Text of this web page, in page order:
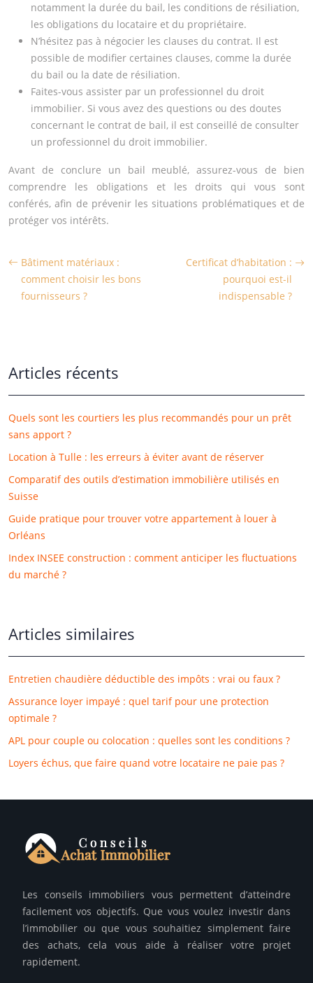
notamment la durée du bail, les conditions de résiliation,
les obligations du locataire et du propriétaire.
N’hésitez pas à négocier les clauses du contrat. Il est
possible de modifier certaines clauses, comme la durée
du bail ou la date de résiliation.
Faites-vous assister par un professionnel du droit
immobilier. Si vous avez des questions ou des doutes
concernant le contrat de bail, il est conseillé de consulter
un professionnel du droit immobilier.
Avant de conclure un bail meublé, assurez-vous de bien
comprendre les obligations et les droits qui vous sont
conférés, afin de prévenir les situations problématiques et de
protéger vos intérêts.
Bâtiment matériaux :
comment choisir les bons
fournisseurs ?
Certificat d’habitation :
pourquoi est-il
indispensable ?
Articles récents
Quels sont les courtiers les plus recommandés pour un prêt
sans apport ?
Location à Tulle : les erreurs à éviter avant de réserver
Comparatif des outils d’estimation immobilière utilisés en
Suisse
Guide pratique pour trouver votre appartement à louer à
Orléans
Index INSEE construction : comment anticiper les fluctuations
du marché ?
Articles similaires
Entretien chaudière déductible des impôts : vrai ou faux ?
Assurance loyer impayé : quel tarif pour une protection
optimale ?
APL pour couple ou colocation : quelles sont les conditions ?
Loyers échus, que faire quand votre locataire ne paie pas ?
Les conseils immobiliers vous permettent d’atteindre
facilement vos objectifs. Que vous voulez investir dans
l’immobilier ou que vous souhaitiez simplement faire
des achats, cela vous aide à réaliser votre projet
rapidement.